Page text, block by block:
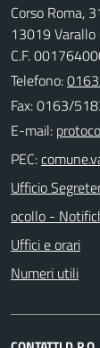
Corso Roma,
13019 Varallo
C.F.
Telefono:
Fax: 0163/
E-mail:
PEC:
Ufficio
ocollo -
Uffici e orari
Numeri utili